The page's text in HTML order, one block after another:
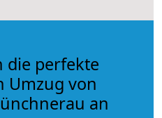
die perfekte
Umzug von
an